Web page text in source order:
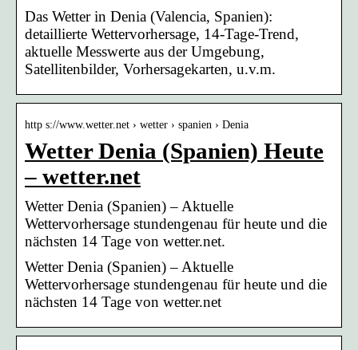
Das Wetter in Denia (Valencia, Spanien):
detaillierte Wettervorhersage, 14-Tage-Trend,
aktuelle Messwerte aus der Umgebung,
Satellitenbilder, Vorhersagekarten, u.v.m.
http s://www.wetter.net › wetter › spanien › Denia
Wetter Denia (Spanien) Heute
– wetter.net
Wetter Denia (Spanien) – Aktuelle
Wettervorhersage stundengenau für heute und die
nächsten 14 Tage von wetter.net.
Wetter Denia (Spanien) – Aktuelle
Wettervorhersage stundengenau für heute und die
nächsten 14 Tage von wetter.net